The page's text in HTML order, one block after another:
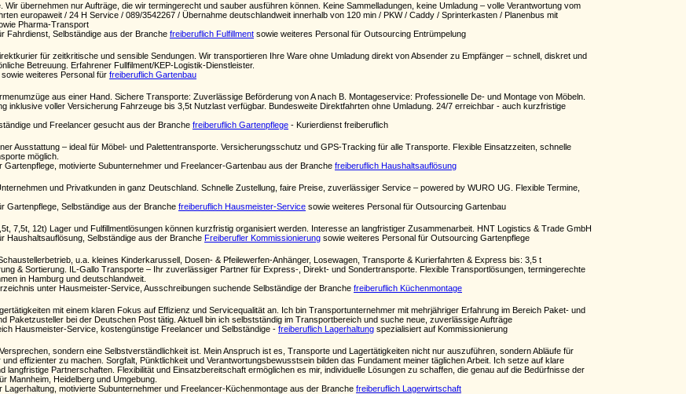
übernehmen nur Aufträge, die wir termingerecht und sauber ausführen können. Keine Sammelladungen, keine Umladung – volle Verantwortung vom
europaweit / 24 H Service / 089/3542267 / Übernahme deutschlandweit innerhalb von 120 min / PKW / Caddy / Sprinterkasten / Planenbus mit
Pharma-Transport
Fahrdienst, Selbständige aus der Branche freiberuflich Fulfillment sowie weiteres Personal für Outsourcing Entrümpelung
für zeitkritische und sensible Sendungen. Wir transportieren Ihre Ware ohne Umladung direkt von Absender zu Empfänger – schnell, diskret und
Betreuung. Erfahrener Fullfilment/KEP-Logistik-Dienstleister.
weiteres Personal für freiberuflich Gartenbau
aus einer Hand. Sichere Transporte: Zuverlässige Beförderung von A nach B. Montageservice: Professionelle De- und Montage von Möbeln.
inklusive voller Versicherung Fahrzeuge bis 3,5t Nutzlast verfügbar. Bundesweite Direktfahrten ohne Umladung. 24/7 erreichbar - auch kurzfristige
und Freelancer gesucht aus der Branche freiberuflich Gartenpflege - Kurierdienst freiberuflich
Ausstattung – ideal für Möbel- und Palettentransporte. Versicherungsschutz und GPS-Tracking für alle Transporte. Flexible Einsatzzeiten, schnelle
möglich.
motivierte Subunternehmer und Freelancer-Gartenbau aus der Branche freiberuflich Haushaltsauflösung
und Privatkunden in ganz Deutschland. Schnelle Zustellung, faire Preise, zuverlässiger Service – powered by WURO UG. Flexible Termine,
Gartenpflege, Selbständige aus der Branche freiberuflich Hausmeister-Service sowie weiteres Personal für Outsourcing Gartenbau
7,5t, 12t) Lager und Fulfillmentlösungen können kurzfristig organisiert werden. Interesse an langfristiger Zusammenarbeit. HNT Logistics & Trade GmbH
Haushaltsauflösung, Selbständige aus der Branche Freiberufler Kommissionierung sowie weiteres Personal für Outsourcing Gartenpflege
u.a. kleines Kinderkarussell, Dosen- & Pfeilewerfen-Anhänger, Losewagen, Transporte & Kurierfahrten & Express bis: 3,5 t
& Sortierung. IL-Gallo Transporte – Ihr zuverlässiger Partner für Express-, Direkt- und Sondertransporte. Flexible Transportlösungen, termingerechte
in Hamburg und deutschlandweit.
unter Hausmeister-Service, Ausschreibungen suchende Selbständige der Branche freiberuflich Küchenmontage
mit einem klaren Fokus auf Effizienz und Servicequalität an. Ich bin Transportunternehmer mit mehrjähriger Erfahrung im Bereich Paket- und
Paketzusteller bei der Deutschen Post tätig. Aktuell bin ich selbstständig im Transportbereich und suche neue, zuverlässige Aufträge
Hausmeister-Service, kostengünstige Freelancer und Selbständige - freiberuflich Lagerhaltung spezialisiert auf Kommissionierung
sondern eine Selbstverständlichkeit ist. Mein Anspruch ist es, Transporte und Lagertätigkeiten nicht nur auszuführen, sondern Abläufe für
effizienter zu machen. Sorgfalt, Pünktlichkeit und Verantwortungsbewusstsein bilden das Fundament meiner täglichen Arbeit. Ich setze auf klare
langfristige Partnerschaften. Flexibilität und Einsatzbereitschaft ermöglichen es mir, individuelle Lösungen zu schaffen, die genau auf die Bedürfnisse der
Mannheim, Heidelberg und Umgebung.
motivierte Subunternehmer und Freelancer-Küchenmontage aus der Branche freiberuflich Lagerwirtschaft